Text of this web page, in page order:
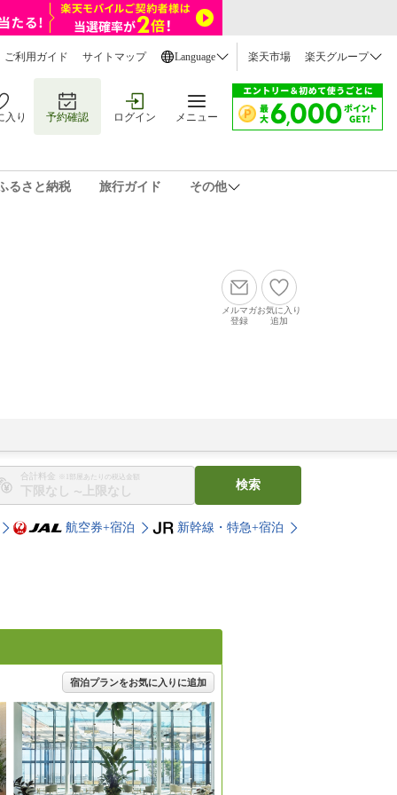
ご利用ガイド サイトマップ Language 楽天市場 楽天グループ
入り 予約確認 ログイン メニュー
るさと納税 旅行ガイド その他
メルマガ
登録
お気に入り
追加
合計料金 ※1部屋あたりの税込金額
〜
検索
航空券+宿泊 新幹線・特急+宿泊
宿泊プランをお気に入りに追加